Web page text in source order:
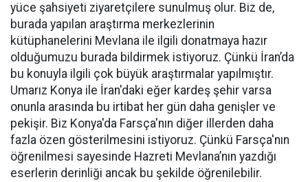
yüce şahsiyeti ziyaretçilere sunulmuş olur. Biz de,
burada yapılan araştırma merkezlerinin
kütüphanelerini Mevlana ile ilgili donatmaya hazır
olduğumuzu burada bildirmek istiyoruz. Çünkü İran’da
bu konuyla ilgili çok büyük araştırmalar yapılmıştır.
Umarız Konya ile İran'daki eğer kardeş şehir varsa
onunla arasında bu irtibat her gün daha genişler ve
pekişir. Biz Konya'da Farsça'nın diğer illerden daha
fazla özen gösterilmesini istiyoruz. Çünkü Farsça'nın
öğrenilmesi sayesinde Hazreti Mevlana’nın yazdığı
eserlerin derinliği ancak bu şekilde öğrenilebilir.